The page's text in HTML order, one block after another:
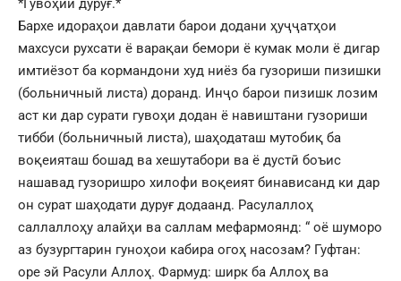
Бархе идораҳои давлати барои додани ҳуҷҷатҳои
махсуси рухсати ё варақаи бемори ё кумак моли ё дигар
имтиёзот ба кормандони худ ниёз ба гузориши пизишки
(больничный листа) доранд. Инҷо барои пизишк лозим
аст ки дар сурати гувоҳи додан ё навиштани гузориши
тибби (больничный листа), шаҳодаташ мутобиқ ба
воқеияташ бошад ва хешутабори ва ё дустӣ боъис
нашавад гузоришро хилофи воқеият бинависанд ки дар
он сурат шаҳодати дуруғ додаанд. Расулаллоҳ
саллаллоҳу алайҳи ва саллам мефармоянд: “ оё шуморо
аз бузургтарин гуноҳои кабира огоҳ насозам? Гуфтан:
оре эй Расули Аллоҳ. Фармуд: ширк ба Аллоҳ ва